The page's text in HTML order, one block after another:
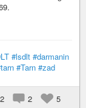
#lsdlt #darmanin
#Tarn #zad
2 2 5